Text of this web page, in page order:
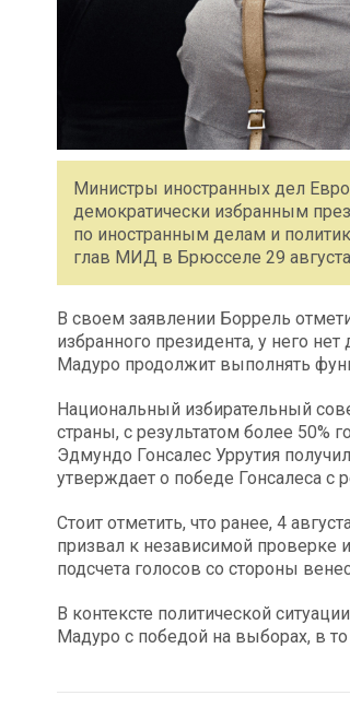
Министры иностранных дел
демократически избранным
по иностранным делам и
глав МИД в Брюсселе 29
В своем заявлении Боррель
избранного президента, у него
Мадуро продолжит выполнять
Национальный избирательный
страны, с результатом более
Эдмундо Гонсалес Уррутия
утверждает о победе Гонсалеса с
Стоит отметить, что ранее, 4
призвал к независимой проверке
подсчета голосов со стороны
В контексте политической
Мадуро с победой на выборах, в